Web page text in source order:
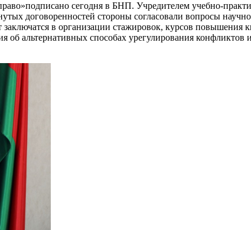
сегодня в БНП. Учредителем учебно-
договоренностей стороны согласовали вопросы
в организации стажировок, курсов повышения
альтернативных способах урегулирования конфликтов